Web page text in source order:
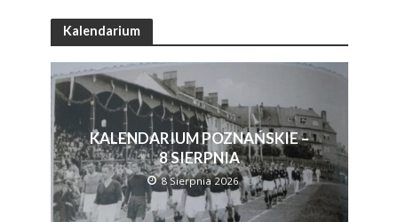
Kalendarium
KALENDARIUM POZNAŃSKIE –
8 SIERPNIA
8 Sierpnia 2026